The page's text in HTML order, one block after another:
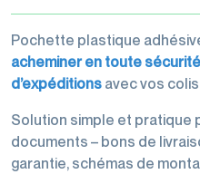
coiffes
palettisation
Pochette plastique
acheminer en toute
d’expéditions avec vos
Solution simple et pratique
documents – bons de
garantie, schémas de